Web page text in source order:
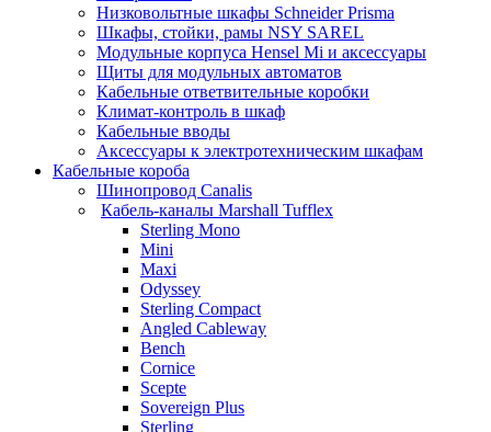
Низковольтные шкафы Schneider Prisma
Шкафы, стойки, рамы NSY SAREL
Модульные корпуса Hensel Mi и аксессуары
Щиты для модульных автоматов
Кабельные ответвительные коробки
Климат-контроль в шкаф
Кабельные вводы
Аксессуары к электротехническим шкафам
Кабельные короба
Шинопровод Canalis
Кабель-каналы Marshall Tufflex
Sterling Mono
Mini
Maxi
Odyssey
Sterling Compact
Angled Cableway
Bench
Cornice
Scepte
Sovereign Plus
Sterling